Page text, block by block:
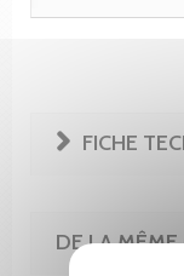
FICHE
DE LA